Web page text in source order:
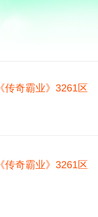
《传奇霸业》3261
《传奇霸业》3261